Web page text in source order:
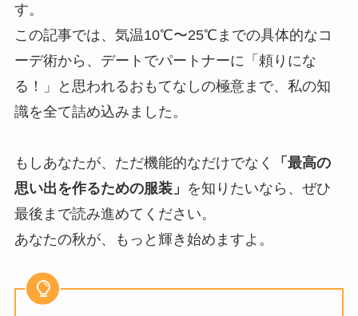
す。
この記事では、気温10℃〜25℃までの具体的なコ
ーデ術から、デートでパートナーに「頼りにな
る！」と思われるおもてなしの極意まで、私の知
識を全て詰め込みました。
もしあなたが、ただ機能的なだけでなく
「最高の
思い出を作るための服装」 を知りたいなら、ぜひ
最後まで読み進めてください。
あなたの秋が、もっと輝き始めますよ。